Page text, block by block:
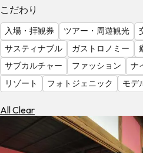
調
べ
る
天
気
を
見
る
こだわり
入場・拝観券 ツアー・周遊観光
サスティナブル
ガストロノミー
サブカルチャー
ファッション
ナ
リゾート
フォトジェニック モデ
All Clear